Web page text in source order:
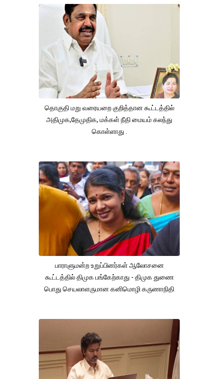
தொகுதி மறு வரையறை குறித்தான கூட்டத்தில்
அதிமுக,தேமுதிக, மக்கள் நீதி மையம் கலந்து
கொள்ளாது .
பாராளுமன்ற உறுப்பினர்கள் ஆலோசனை
கூட்டத்தில் திமுக பங்கேற்காது - திமுக துணை
பொது செயலாளருமான கனிமொழி கருணாநிதி